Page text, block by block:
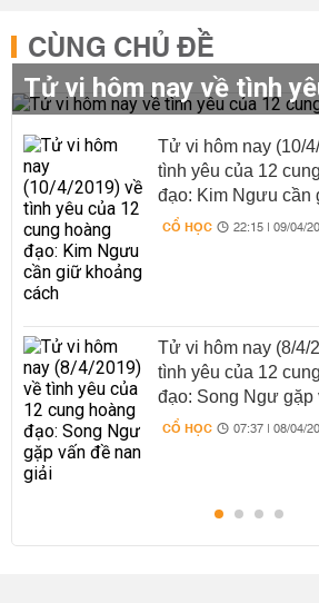
CÙNG CHỦ ĐỀ
Tử vi hôm nay (10/
tình yêu của 12
đạo: Kim Ngưu cần
cách
CỔ HỌC 22:15 | 09/04/
Tử vi hôm nay (8/4/
tình yêu của 12
đạo: Song Ngư gặp
giải
CỔ HỌC 07:37 | 08/04/